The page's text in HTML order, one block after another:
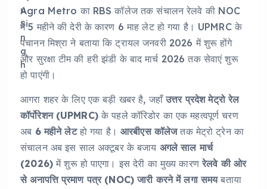
Agra Metro का RBS कॉलेज तक संचालन रेलवे की NOC
में 5 महीने की देरी के कारण 6 माह लेट हो गया है। UPMRC के
पंचानन मिश्रा ने बताया कि ट्रायल जनवरी 2026 में शुरू होंगे
और सुरक्षा टीम की हरी झंडी के बाद मार्च 2026 तक सेवाएं शुरू
हो पाएंगी।
आगरा शहर के लिए एक बड़ी खबर है, जहाँउत्तर प्रदेश मेट्रो रेल
कॉर्पोरेशन (UPMRC)के पहले कॉरिडोर का एक महत्वपूर्ण चरण
अब 6 महीने लेटहो गया है। आरबीएस कॉलेजतक मेट्रो ट्रेन का
संचालन अब इस साल अक्टूबर के बजाय अगले साल मार्च
(2026)में शुरू हो पाएगा। इस देरी का मुख्य कारणरेलवे की ओर
से अनापत्ति प्रमाण पत्र (NOC) जारी करने में लगा समयबताया